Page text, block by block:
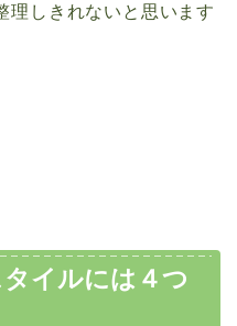
理しきれないと思います
イルには４つ